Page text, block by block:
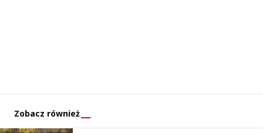
Zobacz również